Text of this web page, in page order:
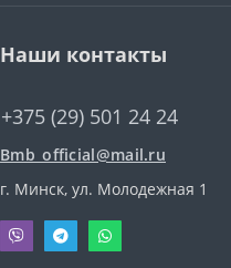
Наши контакты
+375 (29) 501 24 24
Bmb_official@mail.ru
г. Минск, ул. Молодежная 1